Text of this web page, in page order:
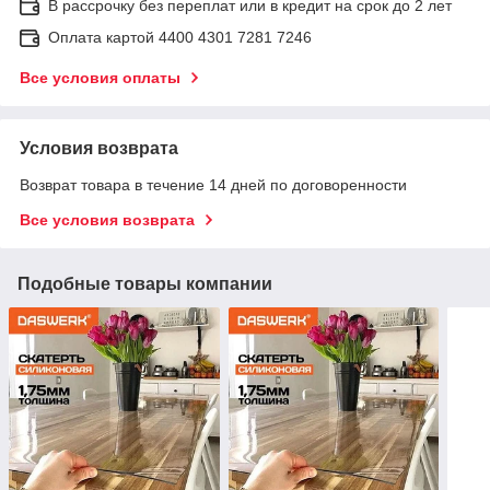
В рассрочку без переплат или в кредит на срок до 2 лет
Оплата картой 4400 4301 7281 7246
Все условия оплаты
Условия возврата
Возврат товара в течение 14 дней по договоренности
Все условия возврата
Подобные товары компании